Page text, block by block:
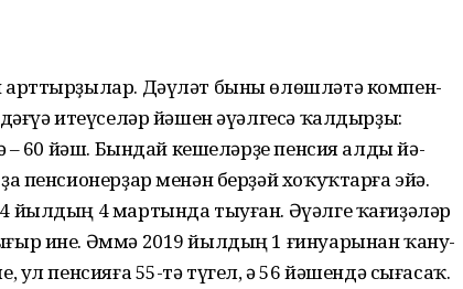
арт­тырҙылар. Дәүләт быны өлөшләтә компен­
итеү­селәр йәшен әүәлгесә ҡалдыр­ҙы:
– 60 йәш. Бындай кешеләрҙе пенсия алды йә­
пен­сионерҙар менән берҙәй хоҡуҡтарға эйә.
йыл­дың 4 мартында тыуған. Әүәлге ҡағиҙәләр
ине. Әммә 2019 йылдың 1 ғинуарынан ҡану­
ул пен­сияға 55-тә түгел, ә 56 йәшендә сыға­саҡ.